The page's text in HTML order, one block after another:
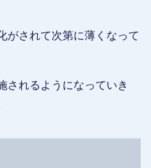
がされて次第に薄くなって
されるようになっていき